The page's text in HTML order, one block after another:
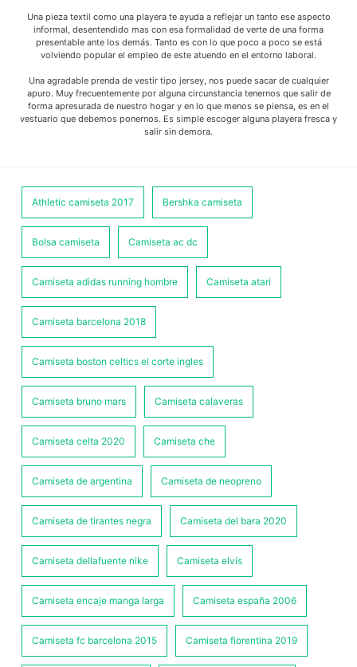
Una pieza textil como una playera te ayuda a reflejar un tanto ese aspecto
informal, desentendido mas con esa formalidad de verte de una forma
presentable ante los demás. Tanto es con lo que poco a poco se está
volviendo popular el empleo de este atuendo en el entorno laboral.
Una agradable prenda de vestir tipo jersey, nos puede sacar de cualquier
apuro. Muy frecuentemente por alguna circunstancia tenernos que salir de
forma apresurada de nuestro hogar y en lo que menos se piensa, es en el
vestuario que debemos ponernos. Es simple escoger alguna playera fresca y
salir sin demora.
Athletic camiseta 2017 Bershka camiseta
Bolsa camiseta Camiseta ac dc
Camiseta adidas running hombre Camiseta atari
Camiseta barcelona 2018
Camiseta boston celtics el corte ingles
Camiseta bruno mars Camiseta calaveras
Camiseta celta 2020 Camiseta che
Camiseta de argentina Camiseta de neopreno
Camiseta de tirantes negra Camiseta del bara 2020
Camiseta dellafuente nike Camiseta elvis
Camiseta encaje manga larga Camiseta españa 2006
Camiseta fc barcelona 2015 Camiseta fiorentina 2019